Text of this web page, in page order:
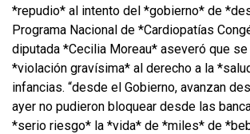
*repudio* al intento del *gobierno* de
Programa Nacional de *Cardiopatías
diputada *Cecilia Moreau* aseveró que se
*violación gravísima* al derecho a la
infancias. “desde el Gobierno, avanzan
ayer no pudieron bloquear desde las
*serio riesgo* la *vida* de *miles* de